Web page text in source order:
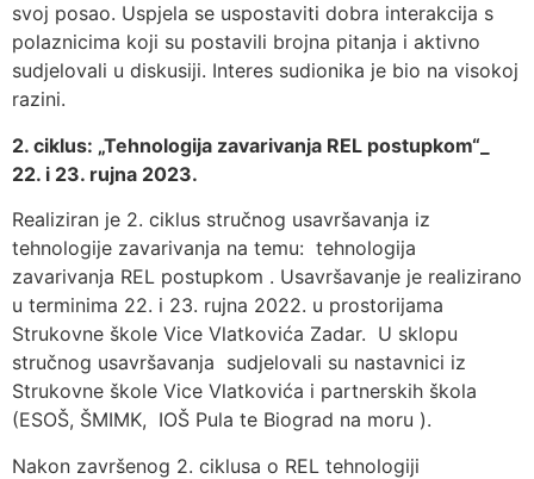
svoj posao. Uspjela se uspostaviti dobra interakcija s
polaznicima koji su postavili brojna pitanja i aktivno
sudjelovali u diskusiji. Interes sudionika je bio na visokoj
razini.
2. ciklus: „Tehnologija zavarivanja REL postupkom“_
22. i 23. rujna 2023.
Realiziran je 2. ciklus stručnog usavršavanja iz
tehnologije zavarivanja na temu: tehnologija
zavarivanja REL postupkom . Usavršavanje je realizirano
u terminima 22. i 23. rujna 2022. u prostorijama
Strukovne škole Vice Vlatkovića Zadar. U sklopu
stručnog usavršavanja sudjelovali su nastavnici iz
Strukovne škole Vice Vlatkovića i partnerskih škola
(ESOŠ, ŠMIMK, IOŠ Pula te Biograd na moru ).
Nakon završenog 2. ciklusa o REL tehnologiji